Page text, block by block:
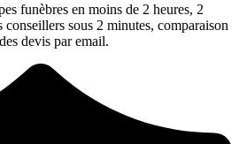
funèbres en moins de 2 heures, 2
conseillers sous 2 minutes, comparaison
devis par email.